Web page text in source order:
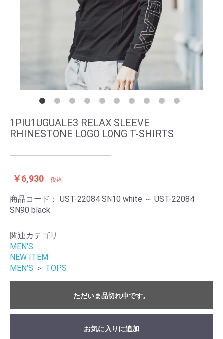
1PIU1UGUALE3 RELAX SLEEVE
RHINESTONE LOGO LONG T-SHIRTS
￥6,930 税込
商品コード： UST-22084 SN10 white ～ UST-22084
SN90 black
関連カテゴリ
MEN'S
NEW ITEM
MEN'S ＞ TOPS
ただいま品切れ中です。
お気に入りに追加